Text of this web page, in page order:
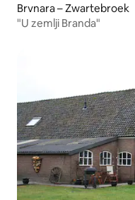
Brvnara – Zwartebroek
"U zemlji Branda"